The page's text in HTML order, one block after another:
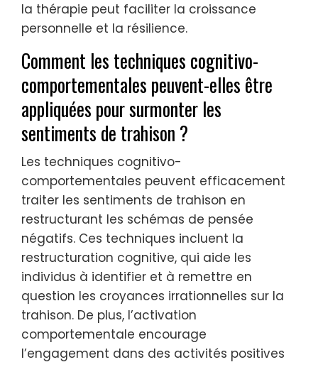
la thérapie peut faciliter la croissance
personnelle et la résilience.
Comment les techniques cognitivo-
comportementales peuvent-elles être
appliquées pour surmonter les
sentiments de trahison ?
Les techniques cognitivo-
comportementales peuvent efficacement
traiter les sentiments de trahison en
restructurant les schémas de pensée
négatifs. Ces techniques incluent la
restructuration cognitive, qui aide les
individus à identifier et à remettre en
question les croyances irrationnelles sur la
trahison. De plus, l’activation
comportementale encourage
l’engagement dans des activités positives